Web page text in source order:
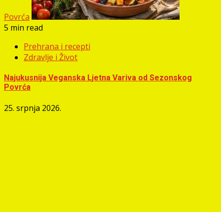
Povrća
5 min read
Prehrana i recepti
Zdravlje i Život
Najukusnija Veganska Ljetna Variva od Sezonskog
Povrća
25. srpnja 2026.